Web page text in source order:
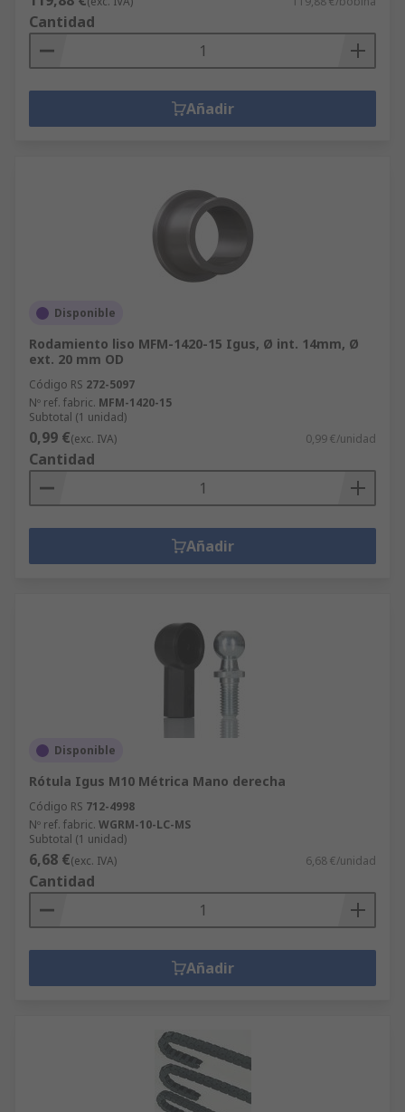
Cantidad
Añadir
Disponible
Rodamiento liso MFM-1420-15 Igus, Ø int. 14mm, Ø
ext. 20 mm OD
Código RS 272-5097
Nº ref. fabric. MFM-1420-15
Subtotal (1 unidad)
0,99 €(exc. IVA) 0,99 €/unidad
Cantidad
Añadir
Disponible
Rótula Igus M10 Métrica Mano derecha
Código RS 712-4998
Nº ref. fabric. WGRM-10-LC-MS
Subtotal (1 unidad)
6,68 €(exc. IVA) 6,68 €/unidad
Cantidad
Añadir